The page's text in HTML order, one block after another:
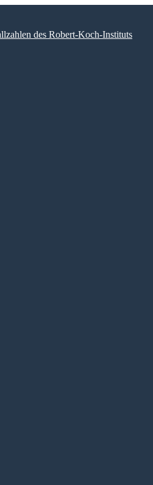
des Robert-Koch-Instituts